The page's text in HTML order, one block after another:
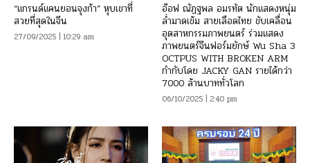
“แกรนด์แคนยอนจุงก้า” หุบเขาที่
สวยที่สุดในจีน
27/09/2025 | 10:29 am
อ๊อฟ ณัฏฐพล อมรทัต นักแสดงหนุ่ม
ล่ำมาดเข้ม สายเลือดไทย ขับเคลื่อน
อุตสาหกรรมภาพยนตร์ ร่วมแสดง
ภาพยนตร์จีนฟอร์มยักษ์ Wu Sha 3
OCTPUS WITH BROKEN ARM
กำกับโดย JACKY GAN รายได้กว่า
7000 ล้านบาททั่วโลก
06/10/2025 | 2:40 pm